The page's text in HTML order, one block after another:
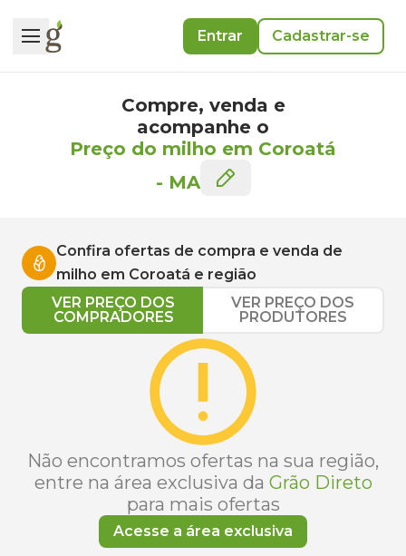
Entrar Cadastrar-se
Compre, venda e
acompanhe o
Preço do milho em Coroatá
- MA
Confira ofertas de compra e venda de
milho em Coroatá e região
VER PREÇO DOS
COMPRADORES
VER PREÇO DOS
PRODUTORES
Não encontramos ofertas na sua região,
entre na área exclusiva da Grão Direto
para mais ofertas
Acesse a área exclusiva